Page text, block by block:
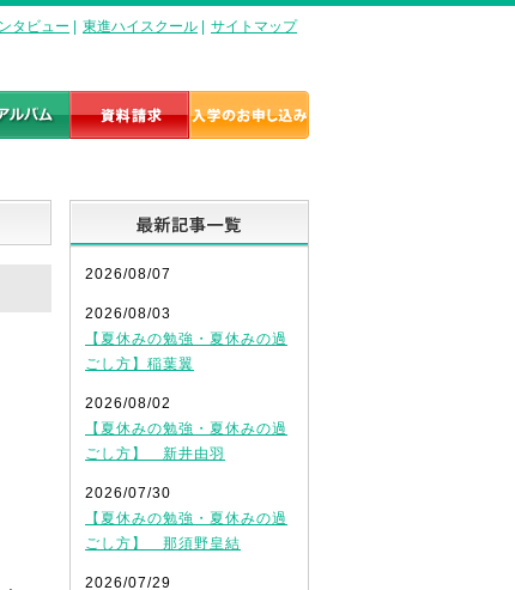
タビュー 東進ハイスクール サイトマップ
2026/08/07
2026/08/03
【夏休みの勉強・夏休みの過
ごし方】稲葉翼
2026/08/02
【夏休みの勉強・夏休みの過
ごし方】 新井由羽
2026/07/30
【夏休みの勉強・夏休みの過
ごし方】 那須野皇結
2026/07/29